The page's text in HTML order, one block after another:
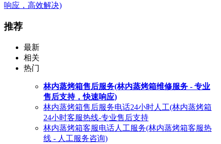
响应，高效解决)
推荐
最新
相关
热门
林内蒸烤箱售后服务(林内蒸烤箱维修服务 - 专业
售后支持，快速响应)
林内蒸烤箱售后服务电话24小时人工(林内蒸烤箱
24小时客服热线-专业售后支持
林内蒸烤箱客服电话人工服务(林内蒸烤箱客服热
线 - 人工服务咨询)